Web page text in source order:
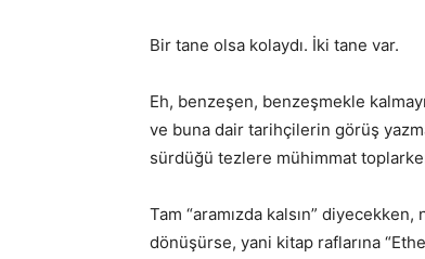
Bir tane olsa kolaydı. İki tane var.
Eh, benzeşen, benzeşmekle
ve buna dair tarihçilerin görüş
sürdüğü tezlere mühimmat
Tam “aramızda kalsın”
dönüşürse, yani kitap raflarına